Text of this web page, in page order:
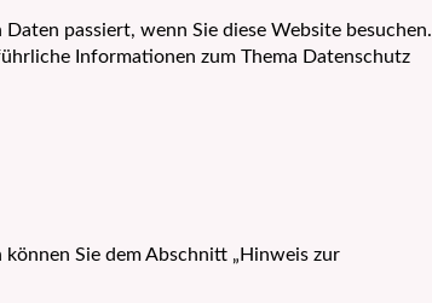
passiert, wenn Sie diese Website besuchen.
Informationen zum Thema Datenschutz
Sie dem Abschnitt „Hinweis zur